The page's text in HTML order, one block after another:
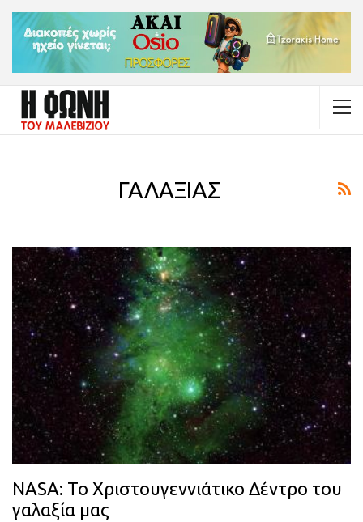
ΓΑΛΑΞΙΑΣ
NASA: To Χριστουγεννιάτικο Δέντρο του
γαλαξία μας